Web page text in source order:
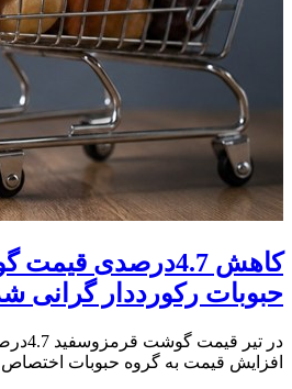
کاهش 4.7درصدی
حبوبات رکورددار گرانی
در تیر
افزایش قیمت به گروه حبوبات